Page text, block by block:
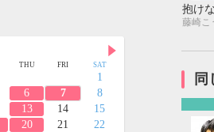
抱け
藤崎こ
同
THU FRI SAT
1
6 7
8
13 14
15
20 21
22
14